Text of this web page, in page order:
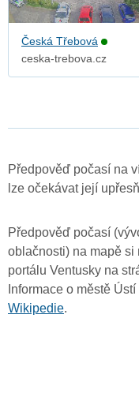
Česká Třebová
ceska-trebova.cz
Předpověď počasí na
lze očekávat její
Předpověď počasí
oblačnosti) na mapě si
portálu Ventusky na
Informace o městě
Wikipedie.